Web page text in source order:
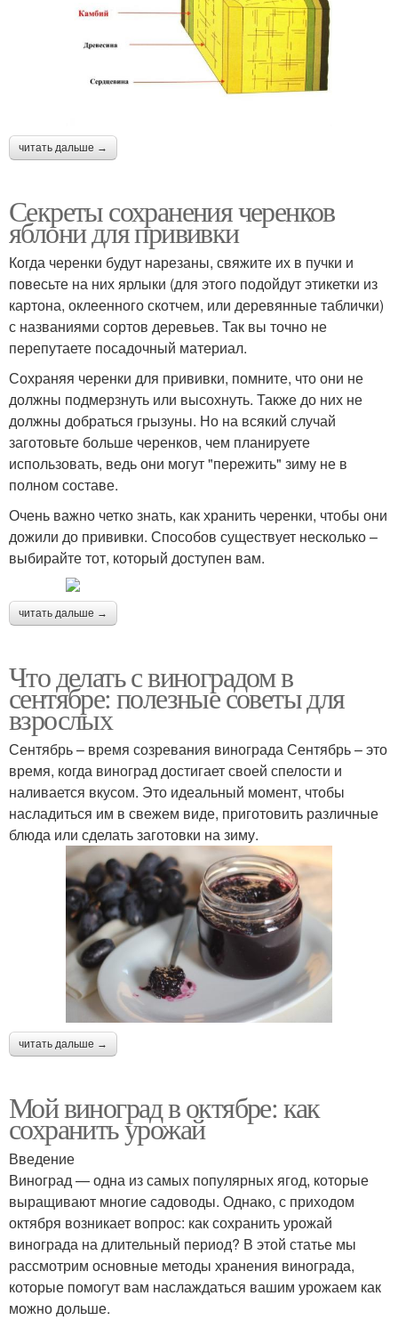
читать дальше →
Секреты сохранения черенков
яблони для прививки
Когда черенки будут нарезаны, свяжите их в пучки и
повесьте на них ярлыки (для этого подойдут этикетки из
картона, оклеенного скотчем, или деревянные таблички)
с названиями сортов деревьев. Так вы точно не
перепутаете посадочный материал.
Сохраняя черенки для прививки, помните, что они не
должны подмерзнуть или высохнуть. Также до них не
должны добраться грызуны. Но на всякий случай
заготовьте больше черенков, чем планируете
использовать, ведь они могут "пережить" зиму не в
полном составе.
Очень важно четко знать, как хранить черенки, чтобы они
дожили до прививки. Способов существует несколько –
выбирайте тот, который доступен вам.
читать дальше →
Что делать с виноградом в
сентябре: полезные советы для
взрослых
Сентябрь – время созревания винограда Сентябрь – это
время, когда виноград достигает своей спелости и
наливается вкусом. Это идеальный момент, чтобы
насладиться им в свежем виде, приготовить различные
блюда или сделать заготовки на зиму.
читать дальше →
Мой виноград в октябре: как
сохранить урожай
Введение
Виноград — одна из самых популярных ягод, которые
выращивают многие садоводы. Однако, с приходом
октября возникает вопрос: как сохранить урожай
винограда на длительный период? В этой статье мы
рассмотрим основные методы хранения винограда,
которые помогут вам наслаждаться вашим урожаем как
можно дольше.